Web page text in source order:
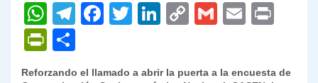
W
h
at
T
F
T
Li
C
G
E
P
o
Reforzando el llamado a abrir la puerta a la encuesta de